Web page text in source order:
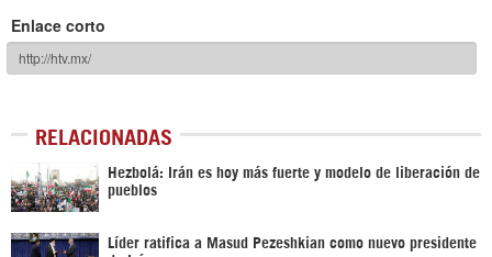
Enlace corto
RELACIONADAS
Hezbolá: Irán es hoy más fuerte y modelo de liberación de
pueblos
Líder ratifica a Masud Pezeshkian como nuevo presidente